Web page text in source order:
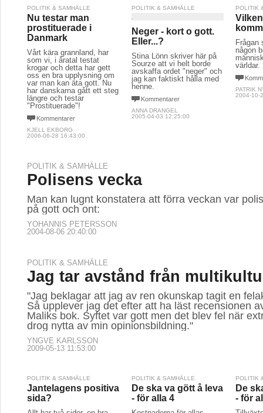
POLITIK & SAMHÄLLE
Nu testar man
prostituerade i
Danmark
Vårt kära grannland, har
som vi, i åratal testat
krogar och detta har gett
oss en bra upplysning om
var man kan äta gott. Nu
har danskarna gått ett steg
längre och testar
"Prostituerade"!
Kommentarer
KJELL EKBORG
2006-06-28 16:43:00
POLITIK & SAMHÄLLE
Neger - kort o gott.
Eller...?
Stina Lönn skriver här på
Sourze att vi helt borde
avskaffa ordet "neger" och
jag kan faktiskt hålla med
henne.
Kommentarer
ANNA DRANGEL
2005-04-03 12:25:00
POLITIK
Frågan
någon
världar.
PATRIK
2004-10-
POLITIK & SAMHÄLLE
Polisens vecka
Man kan lugnt konstatera att förra veckan var
på gott och ont:
YOHANNIS PETERSSON
2004-08-06 20:40:00
POLITIK & SAMHÄLLE
Jag tar avstånd från
"Jag beklagar att jag av ren okunskap tagit en
Så upplever jag det efter att ha läst recensionen
Maliks bok. Syftet var gott men det blev fel när
drog nytta av min opinionsbildning."
YNGVE KARLSSON
2009-05-13 11:53:00
POLITIK & SAMHÄLLE
Jantelagens positiva
sida?
POLITIK & SAMHÄLLE
De ska va gött å leva
- för alla 4
POLITIK
De
- för